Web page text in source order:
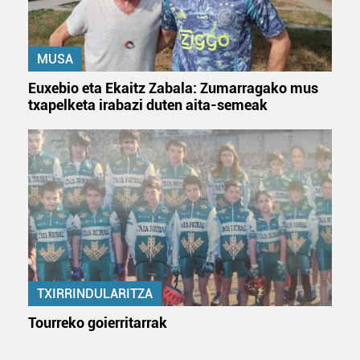
erabiltzeko baimen esplizitua ematen diguzu.Gehiago
irakurri
MUSA
Euxebio eta Ekaitz Zabala: Zumarragako mus
txapelketa irabazi duten aita-semeak
TXIRRINDULARITZA
Tourreko goierritarrak